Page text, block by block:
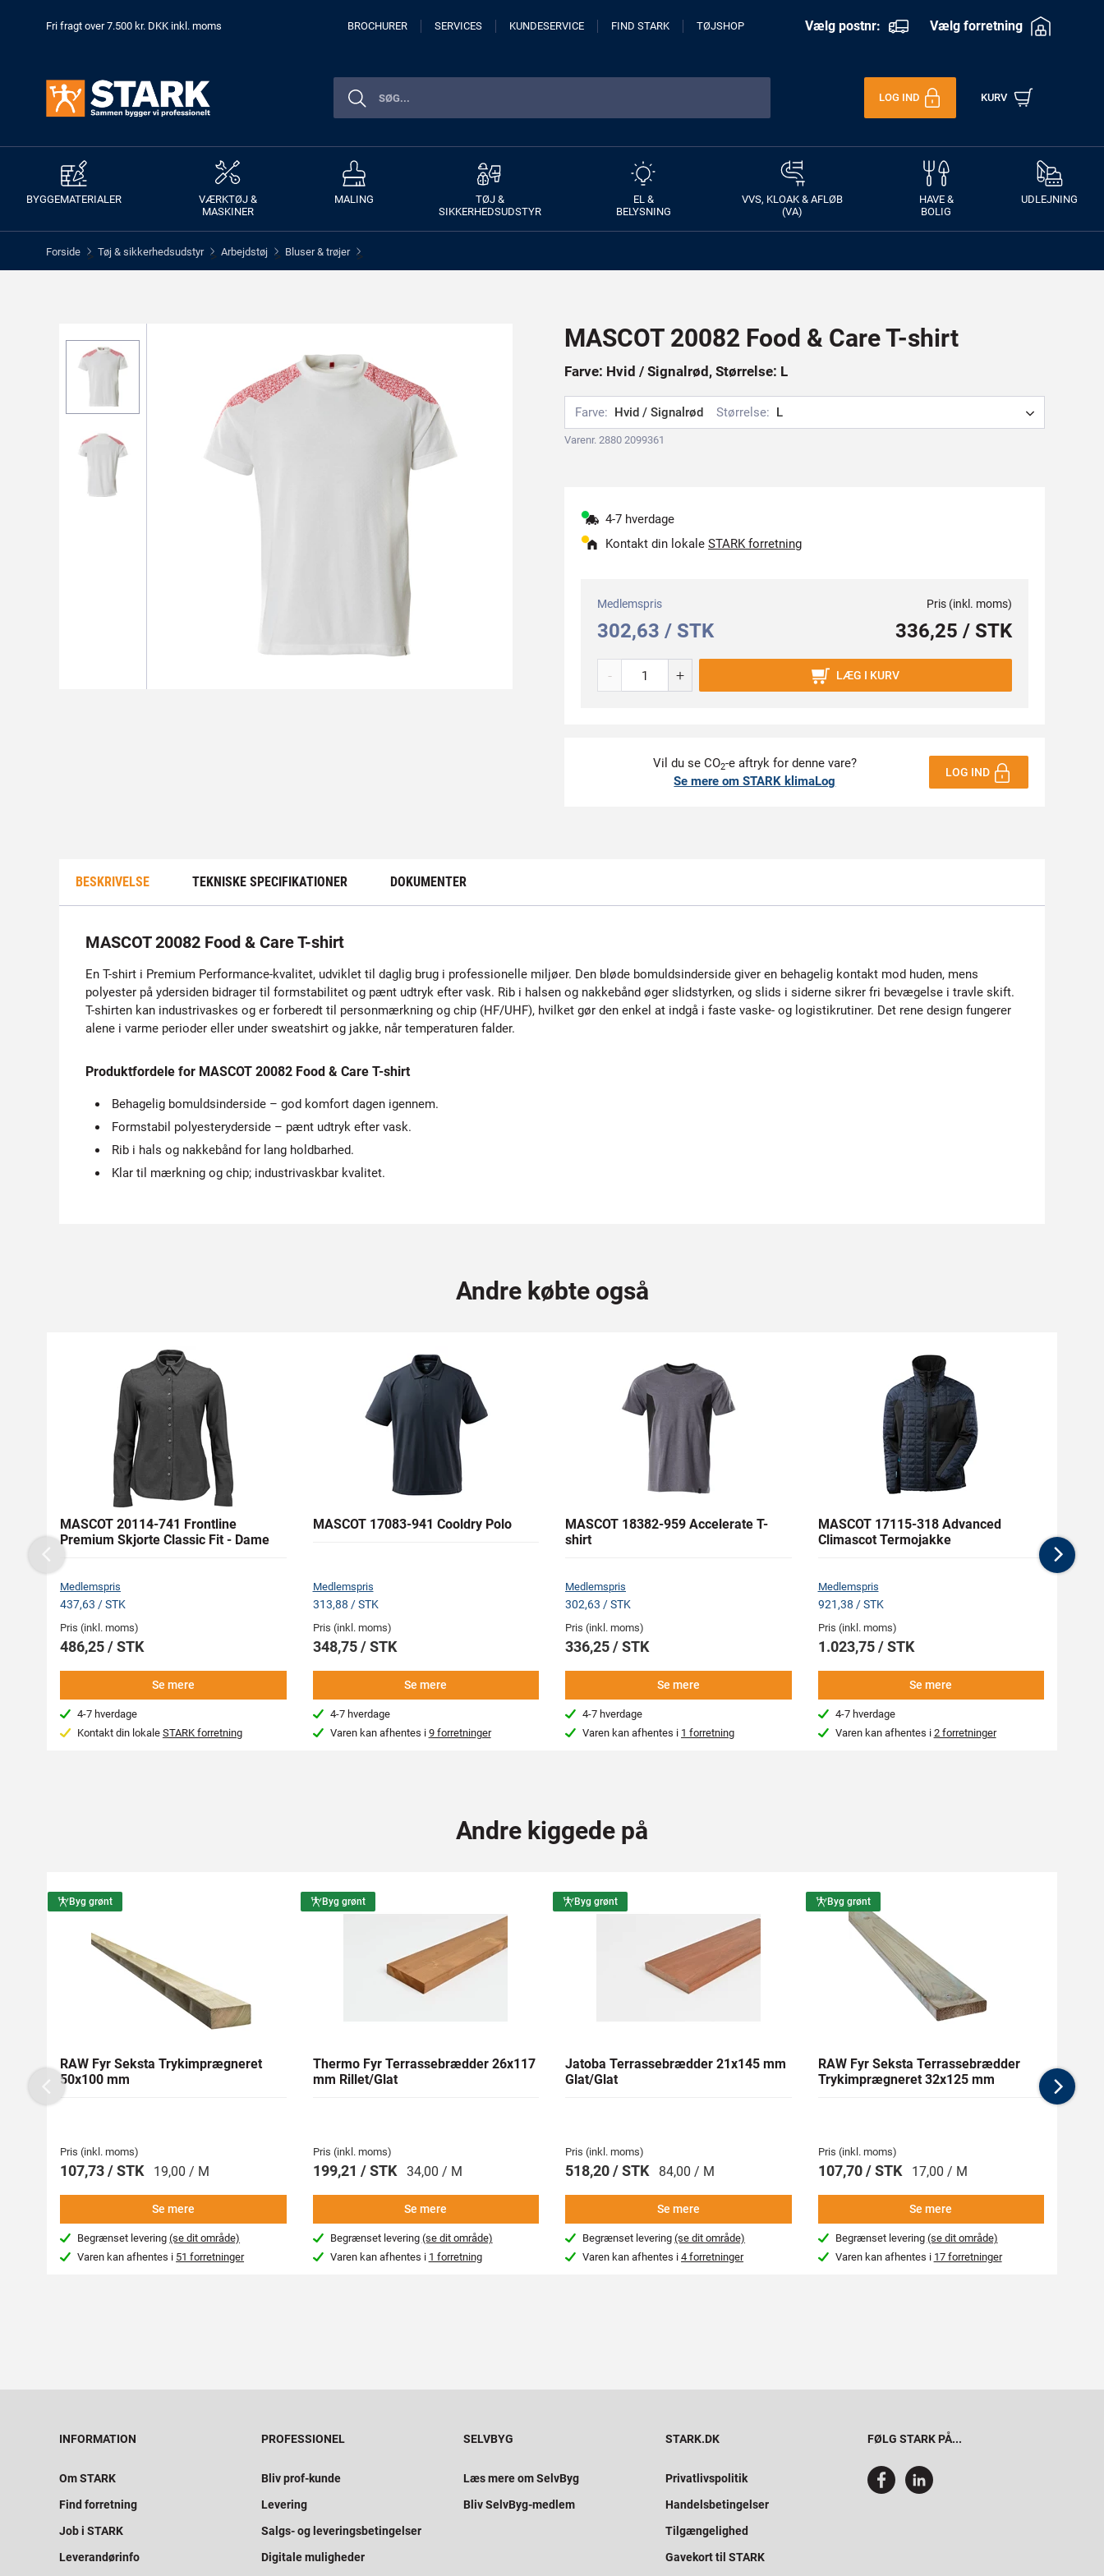
Fri fragt over 7.500 kr. DKK inkl. moms BROCHURER SERVICES KUNDESERVICE FIND STARK TØJSHOP Vælg postnr: Vælg forretning
LOG IND KURV
BYGGEMATERIALER
VÆRKTØJ &
MASKINER
MALING
TØJ &
SIKKERHEDSUDSTYR
EL &
BELYSNING
VVS, KLOAK & AFLØB
(VA)
HAVE &
BOLIG
UDLEJNING
Forside > Tøj & sikkerhedsudstyr > Arbejdstøj > Bluser & trøjer >
MASCOT 20082 Food & Care T-shirt
Farve: Hvid / Signalrød, Størrelse: L
Farve: Hvid / Signalrød Størrelse: L
Varenr. 2880 2099361
4-7 hverdage
Kontakt din lokale STARK forretning
Medlemspris
302,63 / STK
Pris (inkl. moms)
336,25 / STK
- + LÆG I KURV
Vil du se CO2-e aftryk for denne vare?
Se mere om STARK klimaLog
LOG IND
BESKRIVELSE TEKNISKE SPECIFIKATIONER DOKUMENTER
MASCOT 20082 Food & Care T-shirt
En T-shirt i Premium Performance-kvalitet, udviklet til daglig brug i professionelle miljøer. Den bløde bomuldsinderside giver en behagelig kontakt mod huden, mens
polyester på ydersiden bidrager til formstabilitet og pænt udtryk efter vask. Rib i halsen og nakkebånd øger slidstyrken, og slids i siderne sikrer fri bevægelse i travle skift.
T-shirten kan industrivaskes og er forberedt til personmærkning og chip (HF/UHF), hvilket gør den enkel at indgå i faste vaske- og logistikrutiner. Det rene design fungerer
alene i varme perioder eller under sweatshirt og jakke, når temperaturen falder.
Produktfordele for MASCOT 20082 Food & Care T-shirt
Behagelig bomuldsinderside – god komfort dagen igennem.
Formstabil polyester­yderside – pænt udtryk efter vask.
Rib i hals og nakkebånd for lang holdbarhed.
Klar til mærkning og chip; industrivaskbar kvalitet.
Andre købte også
MASCOT 20114-741 Frontline
Premium Skjorte Classic Fit - Dame
Medlemspris
437,63 / STK
Pris (inkl. moms)
486,25 / STK
Se mere
4-7 hverdage
Kontakt din lokale STARK forretning
MASCOT 17083-941 Cooldry Polo
Medlemspris
313,88 / STK
Pris (inkl. moms)
348,75 / STK
Se mere
4-7 hverdage
Varen kan afhentes i 9 forretninger
MASCOT 18382-959 Accelerate T-
shirt
Medlemspris
302,63 / STK
Pris (inkl. moms)
336,25 / STK
Se mere
4-7 hverdage
Varen kan afhentes i 1 forretning
MASCOT 17115-318 Advanced
Climascot Termojakke
Medlemspris
921,38 / STK
Pris (inkl. moms)
1.023,75 / STK
Se mere
4-7 hverdage
Varen kan afhentes i 2 forretninger
Previous
Andre kiggede på
Byg grønt
RAW Fyr Seksta Trykimprægneret
50x100 mm
Pris (inkl. moms)
107,73 / STK 19,00 / M
Se mere
Begrænset levering(se dit område)
Varen kan afhentes i 51 forretninger
Byg grønt
Thermo Fyr Terrassebrædder 26x117
mm Rillet/Glat
Pris (inkl. moms)
199,21 / STK 34,00 / M
Se mere
Begrænset levering (se dit område)
Varen kan afhentes i 1 forretning
Byg grønt
Jatoba Terrassebrædder 21x145 mm
Glat/Glat
Pris (inkl. moms)
518,20 / STK 84,00 / M
Se mere
Begrænset levering(se dit område)
Varen kan afhentes i4 forretninger
Byg grønt
RAW Fyr Seksta Terrassebrædder
Trykimprægneret 32x125 mm
Pris (inkl. moms)
107,70 / STK 17,00 / M
Se mere
Begrænset levering (se dit område)
Varen kan afhentes i 17 forretninger
mm
Previous
INFORMATION
Om STARK
Find forretning
Job i STARK
Leverandørinfo
PROFESSIONEL
Bliv prof-kunde
Levering
Salgs- og leveringsbetingelser
Digitale muligheder
SELVBYG
Læs mere om SelvByg
Bliv SelvByg-medlem
STARK.DK
Privatlivspolitik
Handelsbetingelser
Tilgængelighed
Gavekort til STARK
FØLG STARK PÅ...